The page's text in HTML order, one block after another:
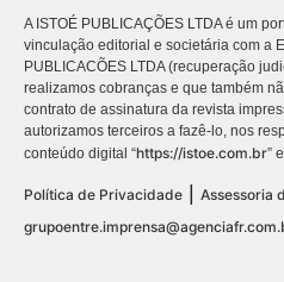
A ISTOÉ PUBLICAÇÕES LTDA é um
vinculação editorial e societária com a
PUBLICACÕES LTDA (recuperação
realizamos cobranças e que também
contrato de assinatura da revista
autorizamos terceiros a fazê-lo, nos
conteúdo digital “https://istoe.com.br”
Política de Privacidade
Assessoria